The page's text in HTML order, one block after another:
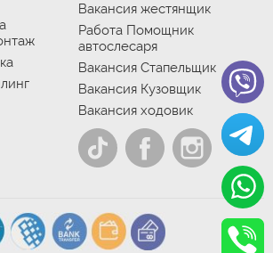
Вакансия жестянщик
Работа Помощник
автослесаря
Вакансия Стапельщик
Вакансия Кузовщик
Вакансия ходовик